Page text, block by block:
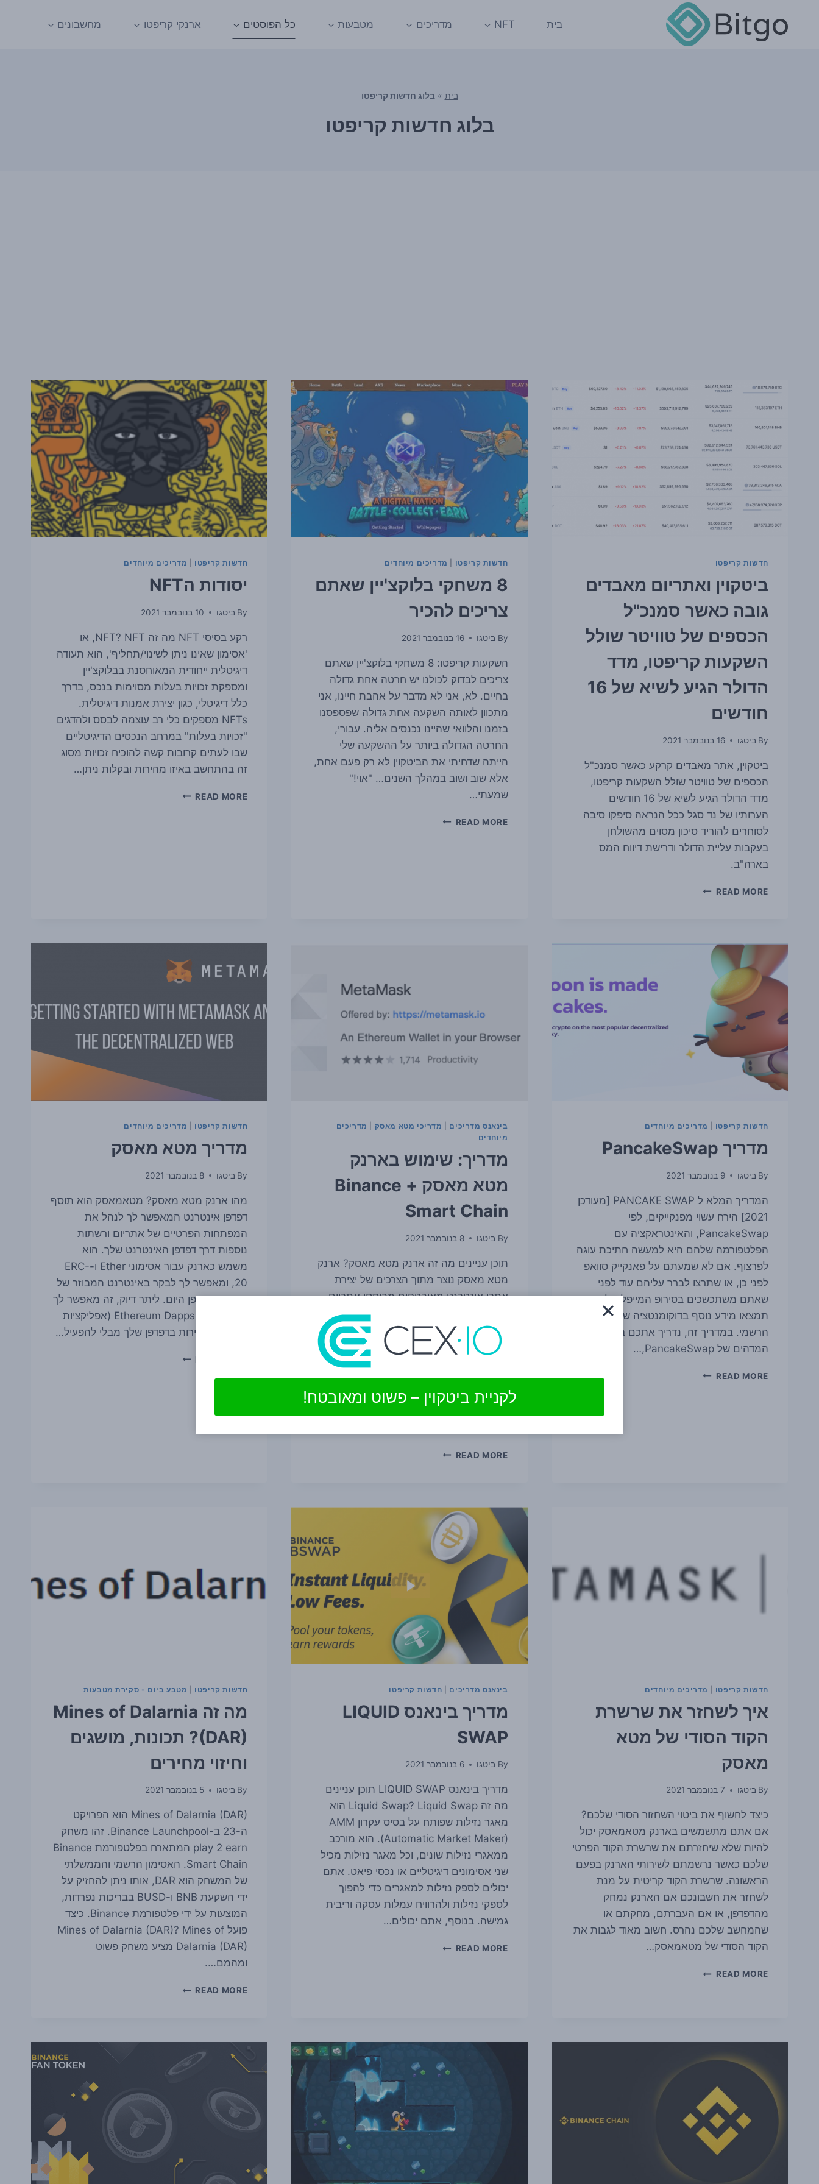
בית NFT מדריכים מטבעות כל הפוסטים ארנקי קריפטו מחשבונים
בית »בלוג חדשות קריפטו
בלוג חדשות קריפטו
חדשות קריפטו
ביטקוין ואתריום מאבדים
גובה כאשר סמנכ"ל
הכספים של טוויטר שולל
השקעות קריפטו, מדד
הדולר הגיע לשיא של 16
חודשים
By ביטגו 16 בנובמבר 2021
ביטקוין, אתר מאבדים קרקע כאשר סמנכ"ל
הכספים של טוויטר שולל השקעות קריפטו,
מדד הדולר הגיע לשיא של 16 חודשים
הערותיו של נד סגל ככל הנראה סיפקו סיבה
לסוחרים להוריד סיכון מסוים מהשולחן
בעקבות עליית הדולר ודרישת דיווח המס
בארה"ב.
READ MORE ביטקוין
סמנכ"ל
הכספים
טוויטר
שולל
השקעות
קריפטו,
מדד
הדולר
חדשות קריפטו מדריכים מיוחדים
8 משחקי בלוקצ'יין שאתם
צריכים להכיר
By ביטגו 16 בנובמבר 2021
השקעות קריפטו: 8 משחקי בלוקצ'יין שאתם
צריכים לבדוק לכולנו יש חרטה אחת גדולה
בחיים. לא, אני לא מדבר על אהבת חיינו, אני
מתכוון לאותה השקעה אחת גדולה שפספסנו
בזמנו והלוואי שהיינו נכנסים אליה. עבורי,
החרטה הגדולה ביותר על ההשקעה שלי
הייתה שדחיתי את הביטקוין לא רק פעם אחת,
אלא שוב ושוב במהלך השנים… "אוי!"
שמעתי…
READ MORE
8
חדשות קריפטו מדריכים מיוחדים
יסודות הNFT
By ביטגו 10 בנובמבר 2021
רקע בסיסי NFT מה זה NFT? NFT, או
'אסימון שאינו ניתן לשינוי/תחליף', הוא תעודה
דיגיטלית ייחודית המאוחסנת בבלוקצ'יין
ומספקת זכויות בעלות מסוימות בנכס, בדרך
כלל דיגיטלי, כגון יצירת אמנות דיגיטלית.
NFTs מספקים כלי רב עוצמה לבסס ולהדגים
"זכויות בעלות" במרחב הנכסים הדיגיטליים
שבו לעתים קרובות קשה להוכיח זכויות מסוג
זה בהתחשב באיזו מהירות ובקלות ניתן…
READ MOREיסודות
חדשות קריפטו מדריכים מיוחדים
מדריך PancakeSwap
By ביטגו 9 בנובמבר 2021
המדריך המלא ל PANCAKE SWAP [מעודכן
2021] הירח עשוי מפנקייקים, לפי
PancakeSwap, והאינטראקציה עם
הפלטפורמה שלהם היא למעשה חתיכת עוגה
לפרצוף. אם לא שמעתם על פאנקייק סוואפ
לפני כן, או שתרצו לברר עליהם עוד לפני
שאתם משתכשכים בסירופ המייפל שלהם
תמצאו מידע נוסף בדוקומנטציה של האתר
הרשמי. במדריך זה, נדריך אתכם בעולם
המדהים של PancakeSwap,…
READ MORE מדריך
בינאנס מדריכים מדריכי מטא מאסק
מדריכים
מיוחדים
מדריך: שימוש בארנק
מטא מאסק + Binance
Smart Chain
By ביטגו 8 בנובמבר 2021
תוכן עניינים מה זה ארנק מטא מאסק? ארנק
מטא מאסק נוצר מתוך הצרכים של יצירת
אתרי אינטרנט מאובטחים מבוססי אתריום.
הארנק מטפל בניהול חשבונות וחיבור
המשתמש לבלוקצ'יין. ארנק מטא מאסק נתמך
בדפדפנים Chrome, Brave ו-Safari. התקנה
דוגמה: התקנה בדפדפן Brave פתח את
קטגוריית הרחבות ב-Brave:
READ MORE מדריך:
+
BINANCE
SMART
CHAIN
חדשות קריפטו מדריכים מיוחדים
מדריך מטא מאסק
By ביטגו 8 בנובמבר 2021
מהו ארנק מטא מאסק? מטאמאסק הוא תוסף
דפדפן אינטרנט המאפשר לך לנהל את
המפתחות הפרטיים של אתריום ורשתות
נוספות דרך דפדפן האינטרנט שלך. הוא
משמש כארנק עבור אסימוני Ether ו-ERC-
20, ומאפשר לך לבקר באינטרנט המבוזר של
המחר בדפדפן היום. ליתר דיוק, זה מאפשר לך
להפעיל את Ethereum Dapps (אפליקציות
מבוזרות) ישירות בדפדפן שלך מבלי להפעיל…
READ MOREמדריך
חדשות קריפטו מדריכים מיוחדים
איך לשחזר את שרשרת
הקוד הסודי של מטא
מאסק
By ביטגו 7 בנובמבר 2021
כיצד לחשוף את ביטוי השחזור הסודי שלכם?
אם אתם מתשמשים בארנק מטאמאסק יכול
להיות שלא שיחזרתם את שרשרת הקוד הפרטי
שלכם כאשר נרשמתם לשירותי הארנק בפעם
הראשונה. שרשרת הקוד קריטית על מנת
לשחזר את חשבונכם אם הארנק נמחק
מהדפדפן, או אם העברתם, מחקתם או
שהמחשב שלכם נהרס. חשוב מאוד לגבות את
הקוד הסודי של מטאמאסק…
READ MORE איך
מטא
בינאנס מדריכים חדשות קריפטו
מדריך בינאנס LIQUID
SWAP
By ביטגו 6 בנובמבר 2021
מדריך בינאנס LIQUID SWAP תוכן עניינים
מה זה Liquid Swap? Liquid Swap הוא
מאגר נזילות שפותח על בסיס עקרון AMM
(Automatic Market Maker). הוא מורכב
ממאגרי נזילות שונים, וכל מאגר נזילות מכיל
שני אסימונים דיגיטליים או נכסי פיאט. אתם
יכולים לספק נזילות למאגרים כדי להפוך
לספקי נזילות ולהרוויח עמלות עסקה וריבית
גמישה. בנוסף, אתם יכולים…
READ MORE מדריך
חדשות קריפטו מטבע ביום - סקירת מטבעות
מה זה Mines of Dalarnia
(DAR)? תכונות, מושגים
וחיזוי מחירים
By ביטגו 5 בנובמבר 2021
Mines of Dalarnia (DAR) הוא הפרויקט
ה-23 ב-Binance Launchpool. זהו משחק
play 2 earn המתארח בפלטפורמת Binance
Smart Chain. האסימון הרשמי והממשלתי
של המשחק הוא DAR, אותו ניתן להחזיק על
ידי השקעת BNB ו-BUSD בבריכות נפרדות,
המוצעות על ידי פלטפורמת Binance. כיצד
פועל Mines of Dalarnia (DAR)? Mines of
Dalarnia (DAR) מציע משחק פשוט
ומהמם….
READ MOREמה
תכונות,
מושגים
לקניית ביטקוין – פשוט ומאובטח!